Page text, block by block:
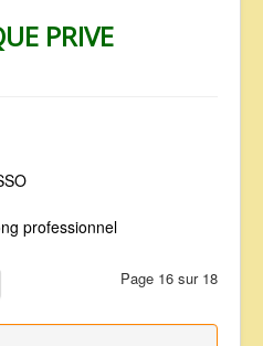
PRIVE
professionnel
Page 16 sur 18